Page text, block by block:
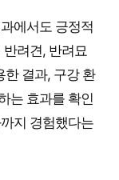
에서도 긍정적
반려견, 반려묘
한 결과, 구강 환
는 효과를 확인
지 경험했다는